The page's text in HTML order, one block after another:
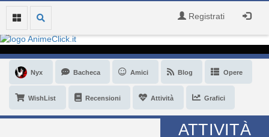
Registrati
Nyx Bacheca Amici Blog Opere
WishList Recensioni Attività Grafici
ATTIVITÀ